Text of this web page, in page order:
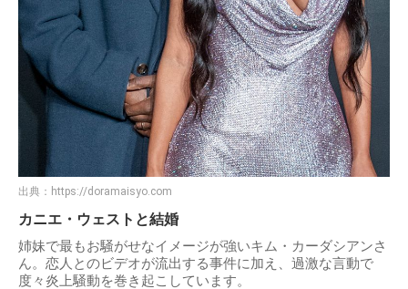
出典： https://doramaisyo.com
カニエ・ウェストと結婚
姉妹で最もお騒がせなイメージが強いキム・カーダシアンさ
ん。恋人とのビデオが流出する事件に加え、過激な言動で
度々炎上騒動を巻き起こしています。